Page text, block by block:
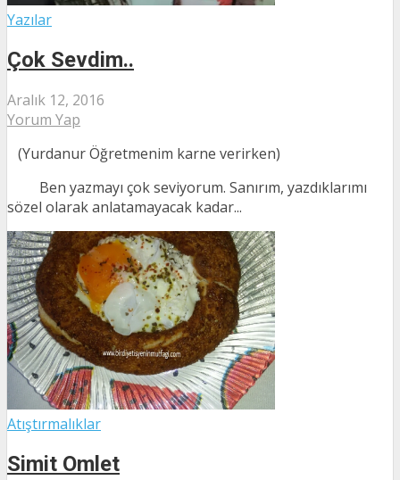
Yazılar
Çok Sevdim..
Aralık 12, 2016
Yorum Yap
(Yurdanur Öğretmenim karne verirken)
Ben yazmayı çok seviyorum. Sanırım, yazdıklarımı
sözel olarak anlatamayacak kadar...
Atıştırmalıklar
Simit Omlet